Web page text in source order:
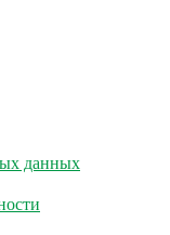
данных